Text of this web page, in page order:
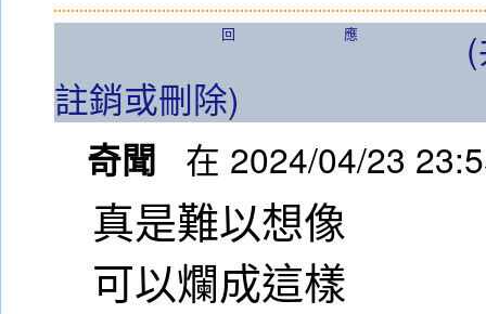
回應
註銷或刪除)
奇聞 在 2024/04/23
真是難以想像
可以爛成這樣